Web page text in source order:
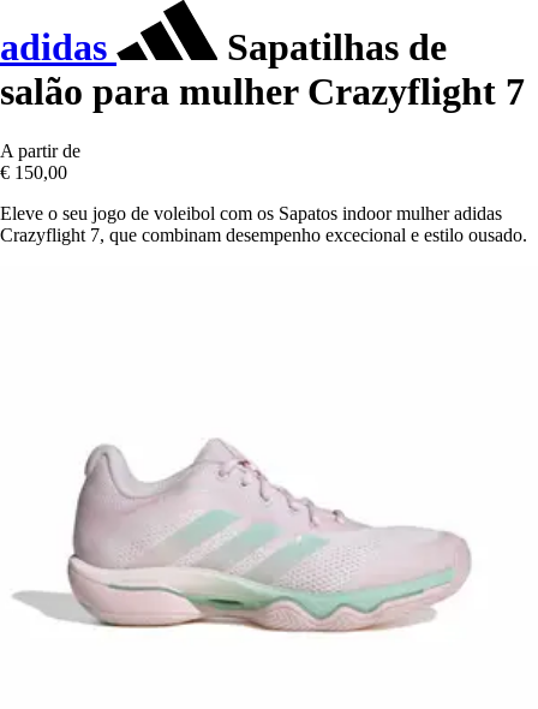
adidas
Sapatilhas de
salão para mulher Crazyflight 7
A partir de
€ 150,00
Eleve o seu jogo de voleibol com os Sapatos indoor mulher adidas
Crazyflight 7, que combinam desempenho excecional e estilo ousado.